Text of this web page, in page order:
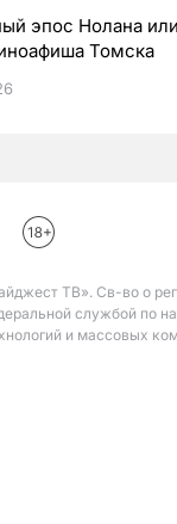
эпос Нолана
Томска
ТВ». Св-во о
службой по
и массовых